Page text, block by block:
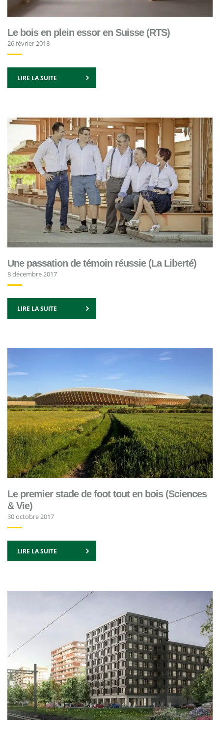
Le bois en plein essor en Suisse (RTS)
26 février 2018
LIRE LA SUITE
Une passation de témoin réussie (La Liberté)
8 décembre 2017
LIRE LA SUITE
Le premier stade de foot tout en bois (Sciences
& Vie)
30 octobre 2017
LIRE LA SUITE